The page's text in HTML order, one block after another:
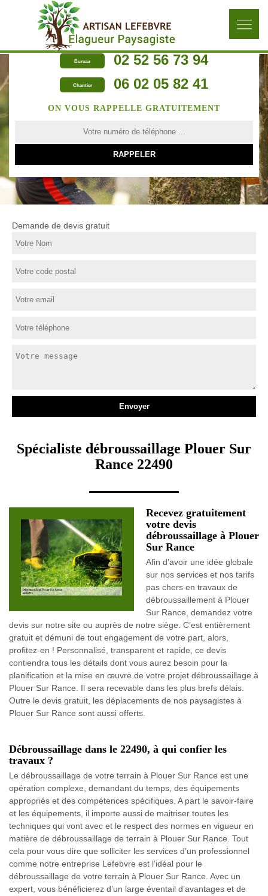
Bureau 02 52 56 73 94
Chantier 06 02 05 82 41
ON VOUS RAPPELLE GRATUITEMENT
Demande de devis gratuit
Spécialiste débroussaillage Plouer Sur
Rance 22490
Recevez gratuitement
votre devis
débroussaillage à Plouer
Sur Rance
Afin d’avoir une idée globale
sur nos services et nos tarifs
pas chers en travaux de
débroussaillement à Plouer
Sur Rance, demandez votre
devis sur notre site ou auprès de notre siège. C’est entièrement
gratuit et démuni de tout engagement de votre part, alors,
profitez-en ! Personnalisé, transparent et rapide, ce devis
contiendra tous les détails dont vous aurez besoin pour la
planification et la mise en œuvre de votre projet débroussaillage à
Plouer Sur Rance. Il sera recevable dans les plus brefs délais.
Outre le devis gratuit, les déplacements de nos paysagistes à
Plouer Sur Rance sont aussi offerts.
Débroussaillage dans le 22490, à qui confier les
travaux ?
Le débroussaillage de votre terrain à Plouer Sur Rance est une
opération complexe, demandant du temps, des équipements
appropriés et des compétences spécifiques. A part le savoir-faire
et les équipements, il importe aussi de maitriser toutes les
techniques qui vont avec et le respect des normes en vigueur en
matière de débroussaillage de terrain à Plouer Sur Rance. Tout
cela pour vous dire que solliciter les services d’un professionnel
comme notre entreprise Lefebvre est l’idéal pour le
débroussaillage de votre terrain à Plouer Sur Rance. Avec un
expert, vous bénéficierez d’un large éventail d’avantages et de